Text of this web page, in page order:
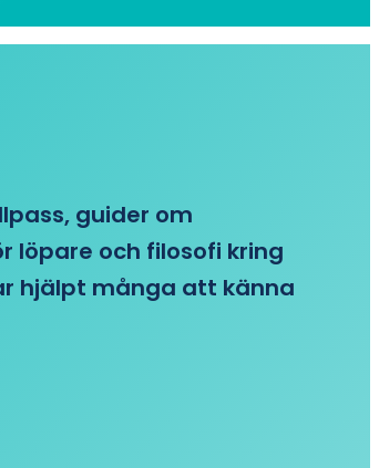
guider om
löpare och filosofi kring
hjälpt många att känna